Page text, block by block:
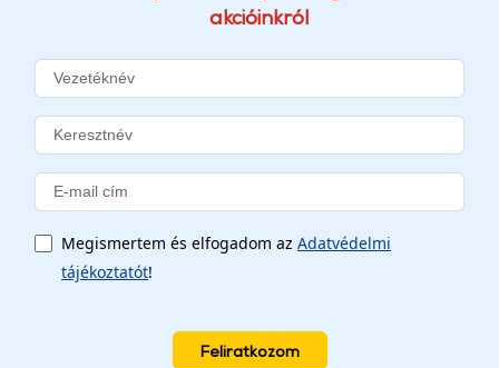
akcióinkról
Megismertem és elfogadom az Adatvédelmi
tájékoztatót!
Feliratkozom